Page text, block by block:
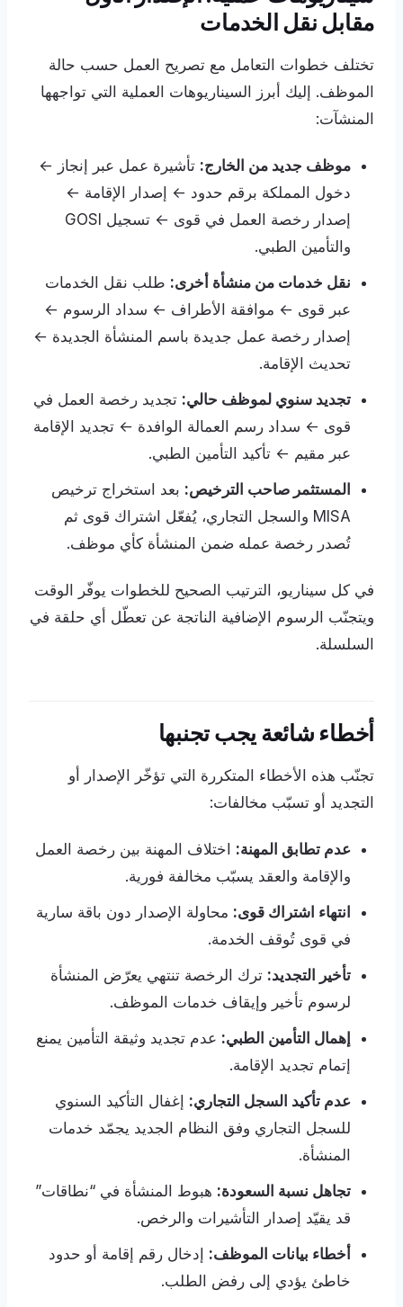
مقابل نقل الخدمات
تختلف خطوات التعامل مع تصريح العمل حسب حالة
الموظف. إليك أبرز السيناريوهات العملية التي تواجهها
المنشآت:
موظف جديد من الخارج: تأشيرة عمل عبر إنجاز ←
دخول المملكة برقم حدود ← إصدار الإقامة ←
إصدار رخصة العمل في قوى ← تسجيل GOSI
والتأمين الطبي.
نقل خدمات من منشأة أخرى: طلب نقل الخدمات
عبر قوى ← موافقة الأطراف ← سداد الرسوم ←
إصدار رخصة عمل جديدة باسم المنشأة الجديدة ←
تحديث الإقامة.
تجديد سنوي لموظف حالي: تجديد رخصة العمل في
قوى ← سداد رسم العمالة الوافدة ← تجديد الإقامة
عبر مقيم ← تأكيد التأمين الطبي.
المستثمر صاحب الترخيص: بعد استخراج ترخيص
MISA والسجل التجاري، يُفعّل اشتراك قوى ثم
تُصدر رخصة عمله ضمن المنشأة كأي موظف.
في كل سيناريو، الترتيب الصحيح للخطوات يوفّر الوقت
ويتجنّب الرسوم الإضافية الناتجة عن تعطّل أي حلقة في
السلسلة.
أخطاء شائعة يجب تجنبها
تجنّب هذه الأخطاء المتكررة التي تؤخّر الإصدار أو
التجديد أو تسبّب مخالفات:
عدم تطابق المهنة: اختلاف المهنة بين رخصة العمل
والإقامة والعقد يسبّب مخالفة فورية.
انتهاء اشتراك قوى: محاولة الإصدار دون باقة سارية
في قوى تُوقف الخدمة.
تأخير التجديد: ترك الرخصة تنتهي يعرّض المنشأة
لرسوم تأخير وإيقاف خدمات الموظف.
إهمال التأمين الطبي: عدم تجديد وثيقة التأمين يمنع
إتمام تجديد الإقامة.
عدم تأكيد السجل التجاري: إغفال التأكيد السنوي
للسجل التجاري وفق النظام الجديد يجمّد خدمات
المنشأة.
تجاهل نسبة السعودة: هبوط المنشأة في “نطاقات”
قد يقيّد إصدار التأشيرات والرخص.
أخطاء بيانات الموظف: إدخال رقم إقامة أو حدود
خاطئ يؤدي إلى رفض الطلب.